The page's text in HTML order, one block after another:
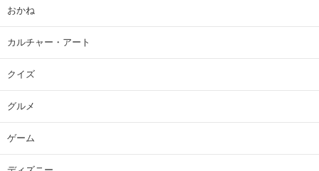
おかね
カルチャー・アート
クイズ
グルメ
ゲーム